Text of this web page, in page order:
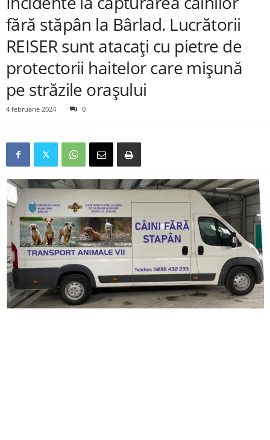
fără stăpân la Bârlad. Lucrătorii
REISER sunt atacați cu pietre de
protectorii haitelor care mișună
pe străzile orașului
4 februarie 2024 0